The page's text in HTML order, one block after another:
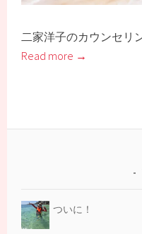
二家洋子のカウンセリ
Read more →
ついに！